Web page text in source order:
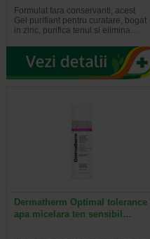
Formulat fara conservanti, acest
Gel purifiant pentru curatare, bogat
in zinc, purifica tenul si elimina…
Dermatherm Optimal tolerance
apa micelara ten sensibil…